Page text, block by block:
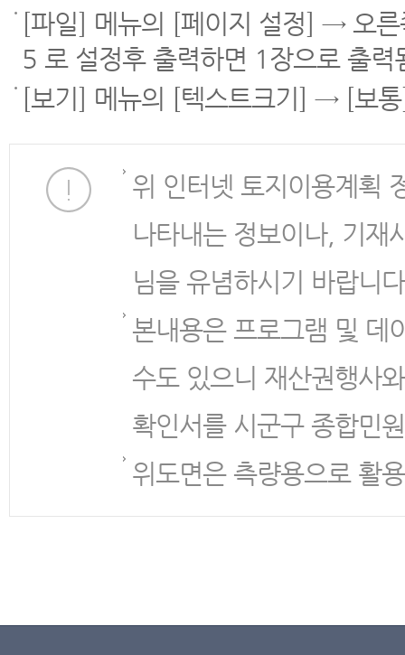
[파일] 메뉴의 [페이지 설정] → 오
5 로 설정후 출력하면 1장으로 출력
[보기] 메뉴의 [텍스트크기] → [보
위 인터넷 토지이용계획
나타내는 정보이나, 기재
님을 유념하시기 바랍니
본내용은 프로그램 및 데
수도 있으니 재산권행사
확인서를 시군구 종합민
위도면은 측량용으로 활